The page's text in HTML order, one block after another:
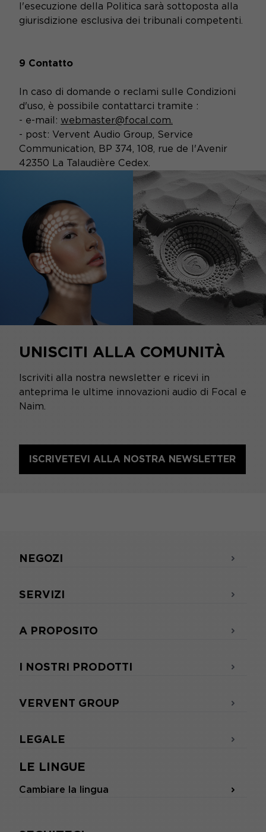
l'esecuzione della Politica sarà sottoposta alla
giurisdizione esclusiva dei tribunali competenti.
9 Contatto
In caso di domande o reclami sulle Condizioni
d'uso, è possibile contattarci tramite :
- e-mail: webmaster@focal.com.
- post: Vervent Audio Group, Service
Communication, BP 374, 108, rue de l'Avenir
42350 La Talaudière Cedex.
UNISCITI ALLA COMUNITÀ
Iscriviti alla nostra newsletter e ricevi in
anteprima le ultime innovazioni audio di Focal e
Naim.
ISCRIVETEVI ALLA NOSTRA NEWSLETTER
LE LINGUE
Cambiare la lingua
NEGOZI
SERVIZI
A PROPOSITO
I NOSTRI PRODOTTI
VERVENT GROUP
LEGALE